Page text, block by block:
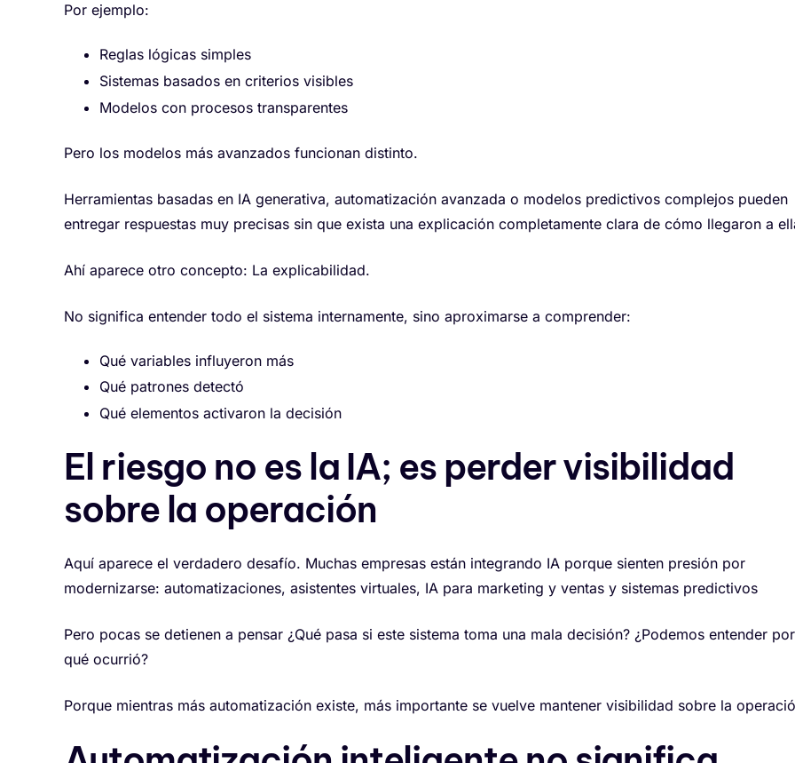
Por ejemplo:
Reglas lógicas simples
Sistemas basados en criterios visibles
Modelos con procesos transparentes
Pero los modelos más avanzados funcionan distinto.
Herramientas basadas en IA generativa, automatización avanzada o modelos predictivos complejos pueden
entregar respuestas muy precisas sin que exista una explicación completamente clara de cómo llegaron a
Ahí aparece otro concepto: La explicabilidad.
No significa entender todo el sistema internamente, sino aproximarse a comprender:
Qué variables influyeron más
Qué patrones detectó
Qué elementos activaron la decisión
El riesgo no es la IA; es perder visibilidad
sobre la operación
Aquí aparece el verdadero desafío. Muchas empresas están integrando IA porque sienten presión por
modernizarse: automatizaciones, asistentes virtuales, IA para marketing y ventas y sistemas predictivos
Pero pocas se detienen a pensar ¿Qué pasa si este sistema toma una mala decisión? ¿Podemos entender por
qué ocurrió?
Porque mientras más automatización existe, más importante se vuelve mantener visibilidad sobre la